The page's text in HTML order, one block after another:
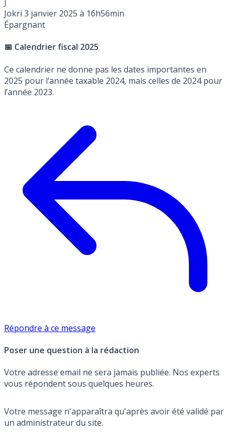
Jokri 3 janvier 2025 à 16h56min
Épargnant
📅 Calendrier fiscal 2025
Ce calendrier ne donne pas les dates importantes en
2025 pour l’année taxable 2024, mais celles de 2024 pour
l’année 2023.
Répondre à ce message
Poser une question à la rédaction
Votre adresse email ne sera jamais publiée. Nos experts
vous répondent sous quelques heures.
Votre message n'apparaîtra qu'après avoir été validé par
un administrateur du site.